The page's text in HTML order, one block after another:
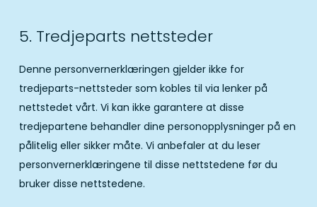
5. Tredjeparts nettsteder
Denne personvernerklæringen gjelder ikke for
tredjeparts-nettsteder som kobles til via lenker på
nettstedet vårt. Vi kan ikke garantere at disse
tredjepartene behandler dine personopplysninger på en
pålitelig eller sikker måte. Vi anbefaler at du leser
personvernerklæringene til disse nettstedene før du
bruker disse nettstedene.